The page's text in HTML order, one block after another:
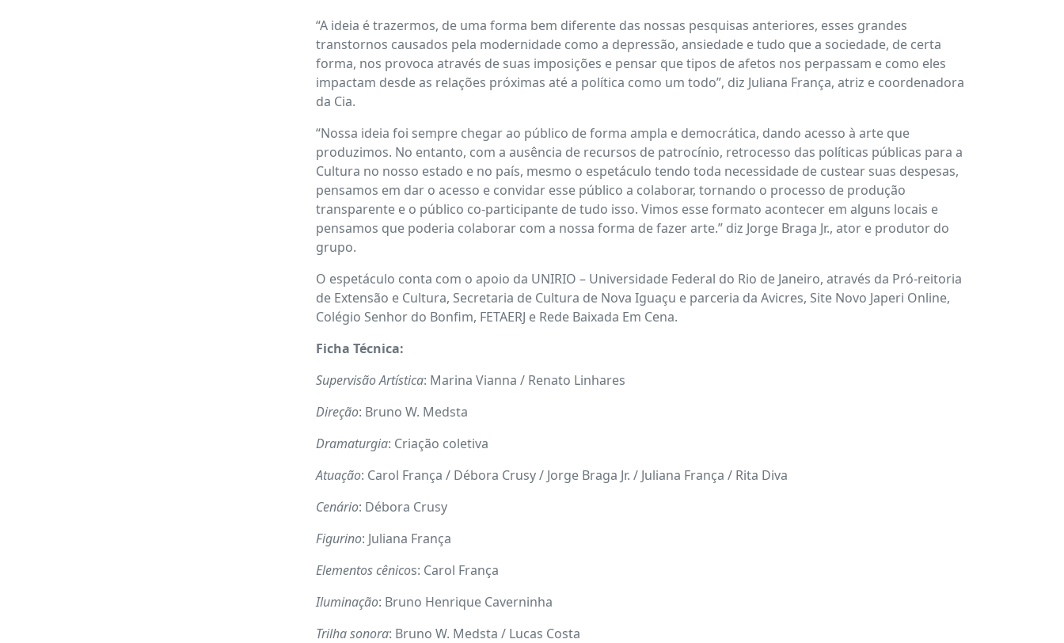
“A ideia é trazermos, de uma forma bem diferente das nossas pesquisas anteriores, esses grandes
transtornos causados pela modernidade como a depressão, ansiedade e tudo que a sociedade, de certa
forma, nos provoca através de suas imposições e pensar que tipos de afetos nos perpassam e como eles
impactam desde as relações próximas até a política como um todo”, diz Juliana França, atriz e coordenadora
da Cia.
“Nossa ideia foi sempre chegar ao público de forma ampla e democrática, dando acesso à arte que
produzimos. No entanto, com a ausência de recursos de patrocínio, retrocesso das políticas públicas para a
Cultura no nosso estado e no país, mesmo o espetáculo tendo toda necessidade de custear suas despesas,
pensamos em dar o acesso e convidar esse público a colaborar, tornando o processo de produção
transparente e o público co-participante de tudo isso. Vimos esse formato acontecer em alguns locais e
pensamos que poderia colaborar com a nossa forma de fazer arte.” diz Jorge Braga Jr., ator e produtor do
grupo.
O espetáculo conta com o apoio da UNIRIO – Universidade Federal do Rio de Janeiro, através da Pró-reitoria
de Extensão e Cultura, Secretaria de Cultura de Nova Iguaçu e parceria da Avicres, Site Novo Japeri Online,
Colégio Senhor do Bonfim, FETAERJ e Rede Baixada Em Cena.
Ficha Técnica:
Supervisão Artística: Marina Vianna / Renato Linhares
Direção: Bruno W. Medsta
Dramaturgia: Criação coletiva
Atuação: Carol França / Débora Crusy / Jorge Braga Jr. / Juliana França / Rita Diva
Cenário: Débora Crusy
Figurino: Juliana França
Elementos cênicos: Carol França
Iluminação: Bruno Henrique Caverninha
Trilha sonora: Bruno W. Medsta / Lucas Costa